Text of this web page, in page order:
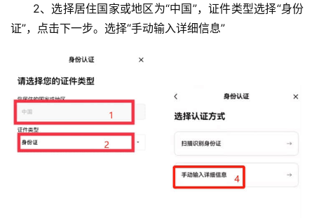
2、选择居住国家或地区为“中国”，证件类型选择“身份
证”，点击下一步。选择“手动输入详细信息”